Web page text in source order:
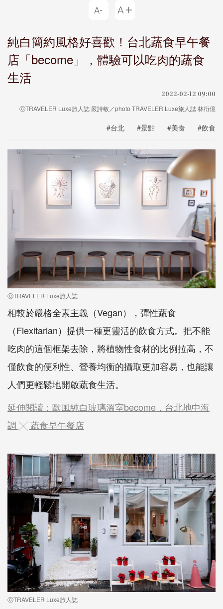
純白簡約風格好喜歡！台北蔬食早午餐
店「become」，體驗可以吃肉的蔬食
生活
2022-02-12 09:00
ⓒTRAVELER Luxe旅人誌 嚴詩敏／photo TRAVELER Luxe旅人誌 林衍億
#台北 #景點 #美食 #飲食
ⓒTRAVELER Luxe旅人誌
相較於嚴格全素主義（Vegan），彈性蔬食
（Flexitarian）提供一種更靈活的飲食方式。把不能
吃肉的這個框架去除，將植物性食材的比例拉高，不
僅飲食的便利性、營養均衡的攝取更加容易，也能讓
人們更輕鬆地開啟蔬食生活。
延伸閱讀：歐風純白玻璃溫室become，台北地中海
調 ╳ 蔬食早午餐店
ⓒTRAVELER Luxe旅人誌